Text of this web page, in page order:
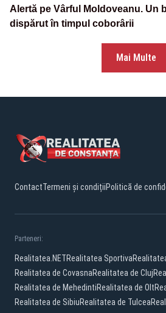
Alertă pe Vârful Moldoveanu. Un
dispărut în timpul coborârii
Mai Multe
ContactTermeni și condițiiPolitică de
Parteneri:
Realitatea.NETRealitatea Sportiva
Realitatea de CovasnaRealitatea de Cluj
Realitatea de MehedintiRealitatea de Olt
Realitatea de SibiuRealitatea de Tulcea